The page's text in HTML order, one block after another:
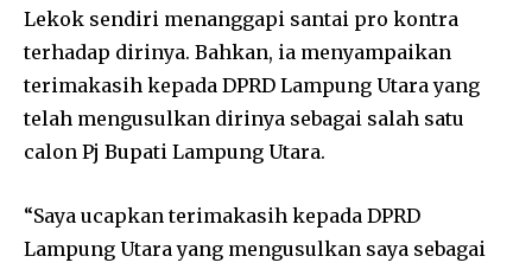
Lekok sendiri menanggapi santai pro kontra
terhadap dirinya. Bahkan, ia menyampaikan
terimakasih kepada DPRD Lampung Utara yang
telah mengusulkan dirinya sebagai salah satu
calon Pj Bupati Lampung Utara.
“Saya ucapkan terimakasih kepada DPRD
Lampung Utara yang mengusulkan saya sebagai